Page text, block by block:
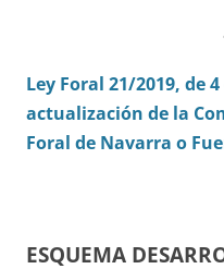
Ley Foral 21/2019, de
actualización de la
Foral de Navarra o
ESQUEMA